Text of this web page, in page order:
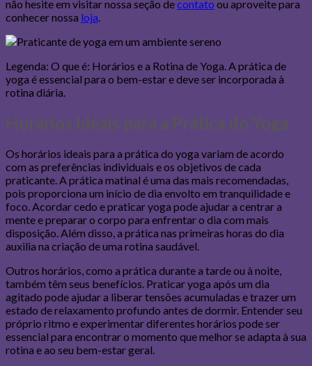
não hesite em visitar nossa seção decontato ou aproveite para
conhecer nossa loja.
Legenda: O que é: Horários e a Rotina de Yoga. A prática de
yoga é essencial para o bem-estar e deve ser incorporada à
rotina diária.
Horários Ideais para a Prática do Yoga
Os horários ideais para a prática do yoga variam de acordo
com as preferências individuais e os objetivos de cada
praticante. A prática matinal é uma das mais recomendadas,
pois proporciona um início de dia envolto em tranquilidade e
foco. Acordar cedo e praticar yoga pode ajudar a centrar a
mente e preparar o corpo para enfrentar o dia com mais
disposição. Além disso, a prática nas primeiras horas do dia
auxilia na criação de uma rotina saudável.
Outros horários, como a prática durante a tarde ou à noite,
também têm seus benefícios. Praticar yoga após um dia
agitado pode ajudar a liberar tensões acumuladas e trazer um
estado de relaxamento profundo antes de dormir. Entender seu
próprio ritmo e experimentar diferentes horários pode ser
essencial para encontrar o momento que melhor se adapta à sua
rotina e ao seu bem-estar geral.